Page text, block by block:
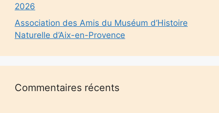
2026
Association des Amis du Muséum d’Histoire
Naturelle d’Aix-en-Provence
Commentaires récents